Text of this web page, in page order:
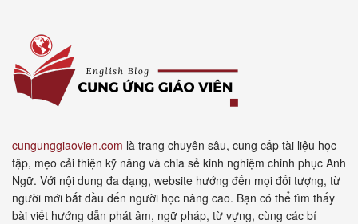
cungunggiaovien.com là trang chuyên sâu, cung cấp tài liệu học
tập, mẹo cải thiện kỹ năng và chia sẻ kinh nghiệm chinh phục Anh
Ngữ. Với nội dung đa dạng, website hướng đến mọi đối tượng, từ
người mới bắt đầu đến người học nâng cao. Bạn có thể tìm thấy
bài viết hướng dẫn phát âm, ngữ pháp, từ vựng, cùng các bí